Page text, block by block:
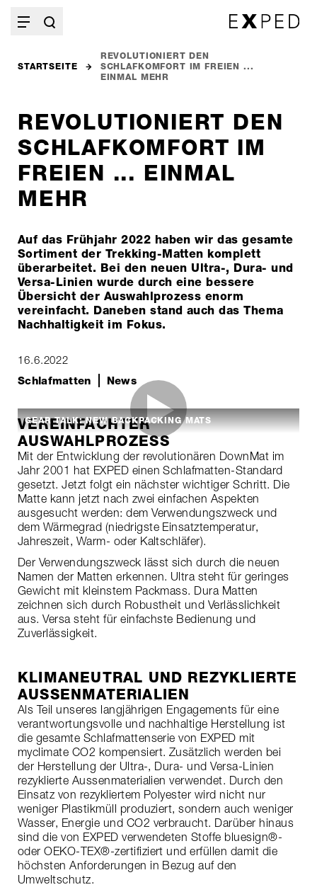
STARTSEITE
REVOLUTIONIERT DEN
SCHLAFKOMFORT IM FREIEN ...
EINMAL MEHR
REVOLUTIONIERT DEN
SCHLAFKOMFORT IM
FREIEN ... EINMAL
MEHR
Auf das Frühjahr 2022 haben wir das gesamte
Sortiment der Trekking-Matten komplett
überarbeitet. Bei den neuen Ultra-, Dura- und
Versa-Linien wurde durch eine bessere
Übersicht der Auswahlprozess enorm
vereinfacht. Daneben stand auch das Thema
Nachhaltigkeit im Fokus.
16.6.2022
Schlafmatten
News
GEAR TALK: NEW BACKPACKING MATS
VEREINFACHTER
AUSWAHLPROZESS
Mit der Entwicklung der revolutionären DownMat im
Jahr 2001 hat EXPED einen Schlafmatten-Standard
gesetzt. Jetzt folgt ein nächster wichtiger Schritt. Die
Matte kann jetzt nach zwei einfachen Aspekten
ausgesucht werden: dem Verwendungszweck und
dem Wärmegrad (niedrigste Einsatztemperatur,
Jahreszeit, Warm- oder Kaltschläfer).
Der Verwendungszweck lässt sich durch die neuen
Namen der Matten erkennen. Ultra steht für geringes
Gewicht mit kleinstem Packmass. Dura Matten
zeichnen sich durch Robustheit und Verlässlichkeit
aus. Versa steht für einfachste Bedienung und
Zuverlässigkeit.
KLIMANEUTRAL UND REZYKLIERTE
AUSSENMATERIALIEN
Als Teil unseres langjährigen Engagements für eine
verantwortungsvolle und nachhaltige Herstellung ist
die gesamte Schlafmattenserie von EXPED mit
myclimate CO2 kompensiert. Zusätzlich werden bei
der Herstellung der Ultra-, Dura- und Versa-Linien
rezyklierte Aussenmaterialien verwendet. Durch den
Einsatz von rezykliertem Polyester wird nicht nur
weniger Plastikmüll produziert, sondern auch weniger
Wasser, Energie und CO2 verbraucht. Darüber hinaus
sind die von EXPED verwendeten Stoffe bluesign®-
oder OEKO-TEX®-zertifiziert und erfüllen damit die
höchsten Anforderungen in Bezug auf den
Umweltschutz.